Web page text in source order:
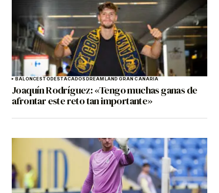
BALONCESTODESTACADOSDREAMLAND GRAN CANARIA
Joaquín Rodríguez: «Tengo muchas ganas de
afrontar este reto tan importante»